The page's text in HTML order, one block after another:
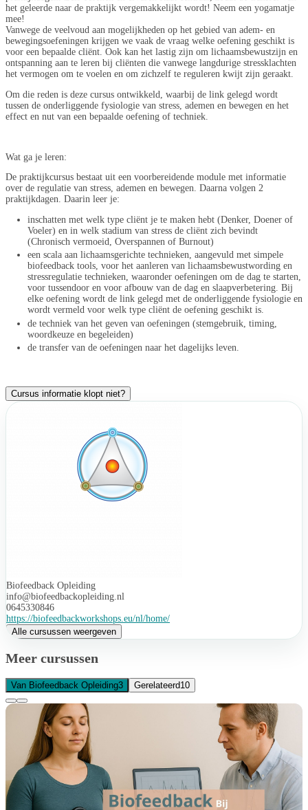
het geleerde naar de praktijk vergemakkelijkt wordt! Neem een yogamatje
mee!
Vanwege de veelvoud aan mogelijkheden op het gebied van adem- en
bewegingsoefeningen krijgen we vaak de vraag welke oefening geschikt is
voor een bepaalde cliënt. Ook kan het lastig zijn om lichaamsbewustzijn en
ontspanning aan te leren bij cliënten die vanwege langdurige stressklachten
het vermogen om te voelen en om zichzelf te reguleren kwijt zijn geraakt.
Om die reden is deze cursus ontwikkeld, waarbij de link gelegd wordt
tussen de onderliggende fysiologie van stress, ademen en bewegen en het
effect en nut van een bepaalde oefening of techniek.
Wat ga je leren:
De praktijkcursus bestaat uit een voorbereidende module met informatie
over de regulatie van stress, ademen en bewegen. Daarna volgen 2
praktijkdagen. Daarin leer je:
inschatten met welk type cliënt je te maken hebt (Denker, Doener of
Voeler) en in welk stadium van stress de cliënt zich bevindt
(Chronisch vermoeid, Overspannen of Burnout)
een scala aan lichaamsgerichte technieken, aangevuld met simpele
biofeedback tools, voor het aanleren van lichaamsbewustwording en
stressregulatie technieken, waaronder oefeningen om de dag te starten,
voor tussendoor en voor afbouw van de dag en slaapverbetering. Bij
elke oefening wordt de link gelegd met de onderliggende fysiologie en
wordt vermeld voor welk type cliënt de oefening geschikt is.
de techniek van het geven van oefeningen (stemgebruik, timing,
woordkeuze en begeleiden)
de transfer van de oefeningen naar het dagelijks leven.
Cursus informatie klopt niet?
Biofeedback Opleiding
info@biofeedbackopleiding.nl
0645330846
https://biofeedbackworkshops.eu/nl/home/
Alle cursussen weergeven
Meer cursussen
Van Biofeedback Opleiding3 Gerelateerd10